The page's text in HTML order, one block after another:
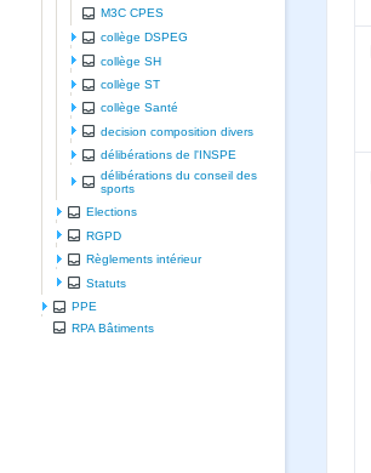
M3C CPES
collège DSPEG
collège SH
collège ST
collège Santé
decision composition divers
délibérations de l'INSPE
délibérations du conseil des
sports
Elections
RGPD
Règlements intérieur
Statuts
PPE
RPA Bâtiments